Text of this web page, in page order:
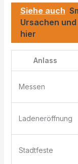
Siehe auch
Ursachen
hier
Anlass
Messen
Ladeneröffnung
Stadtfeste